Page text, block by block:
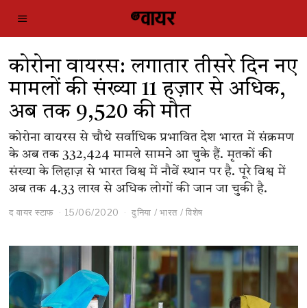
कोरोना वायरस: लगातार तीसरे दिन नए
मामलों की संख्या 11 हज़ार से अधिक,
अब तक 9,520 की मौत
कोरोना वायरस से चौथे सर्वाधिक प्रभावित देश भारत में संक्रमण
के अब तक 332,424 मामले सामने आ चुके हैं. मृतकों की
संख्या के लिहाज़ से भारत विश्व में नौवें स्थान पर है. पूरे विश्व में
अब तक 4.33 लाख से अधिक लोगों की जान जा चुकी है.
द वायर स्टाफ 15/06/2020 दुनिया / भारत / विशेष